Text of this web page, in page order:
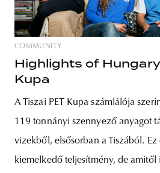
COMMUNITY
Highlights of
Kupa
A Tiszai PET Kupa számlálója
119 tonnányi szennyező anyagot
vizekből, elsősorban a Tiszából. Ez
kiemelkedő teljesítmény, de